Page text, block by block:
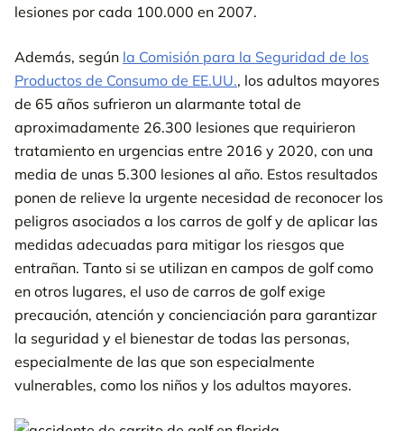
lesiones por cada 100.000 en 2007.
Además, según la Comisión para la Seguridad de los
Productos de Consumo de EE.UU., los adultos mayores
de 65 años sufrieron un alarmante total de
aproximadamente 26.300 lesiones que requirieron
tratamiento en urgencias entre 2016 y 2020, con una
media de unas 5.300 lesiones al año. Estos resultados
ponen de relieve la urgente necesidad de reconocer los
peligros asociados a los carros de golf y de aplicar las
medidas adecuadas para mitigar los riesgos que
entrañan. Tanto si se utilizan en campos de golf como
en otros lugares, el uso de carros de golf exige
precaución, atención y concienciación para garantizar
la seguridad y el bienestar de todas las personas,
especialmente de las que son especialmente
vulnerables, como los niños y los adultos mayores.